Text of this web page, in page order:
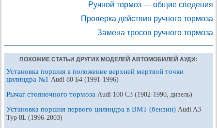
Ручной тормоз — общие сведения
Проверка действия ручного тормоза
Замена тросов ручного тормоза
ПОХОЖИЕ СТАТЬИ ДРУГИХ МОДЕЛЕЙ АВТОМОБИЛЕЙ АУДИ:
Установка поршня в положение верхней мертвой точки
цилиндра №1 Audi 80 Б4 (1991-1996)
Рычаг стояночного тормоза Audi 100 С3 (1982-1990, дизель)
Установка поршня первого цилиндра в ВМТ (бензин) Audi A3
Typ 8L (1996-2003)